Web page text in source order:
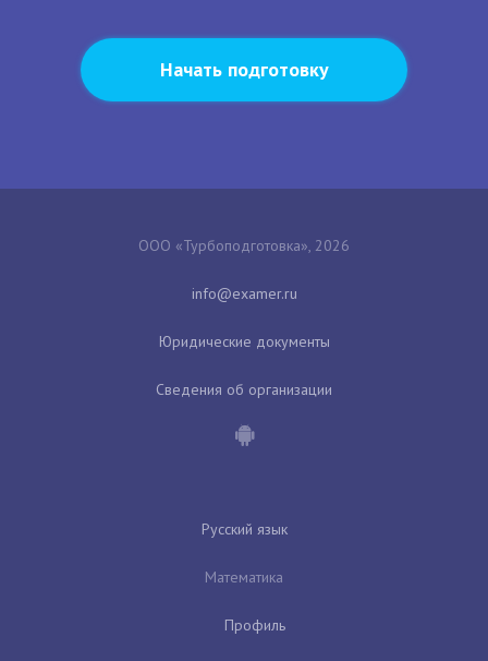
Начать подготовку
ООО «Турбоподготовка», 2026
Юридические документы
Сведения об организации
Русский язык
Математика
Профиль